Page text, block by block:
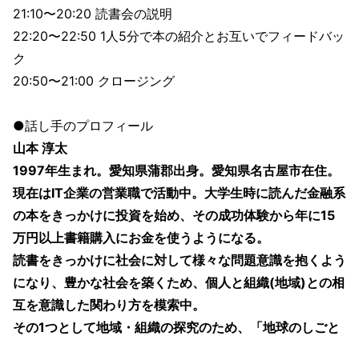
21:10〜20:20 読書会の説明
22:20〜22:50 1人5分で本の紹介とお互いでフィードバッ
ク
20:50〜21:00 クロージング
●話し手のプロフィール
山本 淳太
1997年生まれ。愛知県蒲郡出身。愛知県名古屋市在住。
現在はIT企業の営業職で活動中。大学生時に読んだ金融系
の本をきっかけに投資を始め、その成功体験から年に15
万円以上書籍購入にお金を使うようになる。
読書をきっかけに社会に対して様々な問題意識を抱くよう
になり、豊かな社会を築くため、個人と組織(地域)との相
互を意識した関わり方を模索中。
その1つとして地域・組織の探究のため、「地球のしごと